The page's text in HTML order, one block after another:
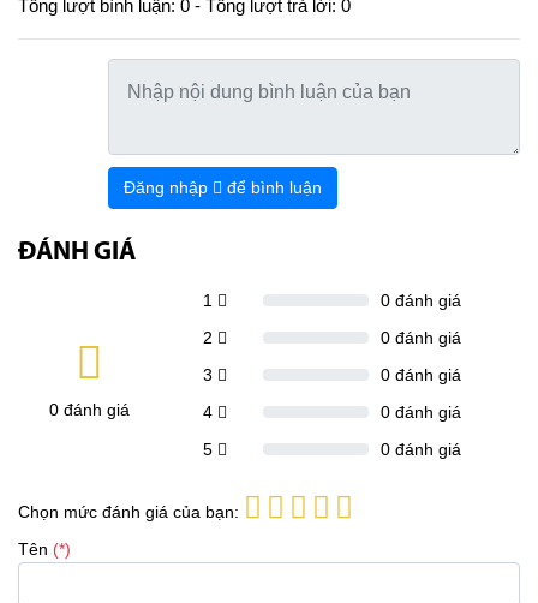
Tổng lượt bình luận: 0 - Tổng lượt trả lời: 0
Đăng nhập để bình luận
ĐÁNH GIÁ
0 đánh giá
1 0 đánh giá
2
0 đánh giá
3
0 đánh giá
4
0 đánh giá
5
0 đánh giá
Chọn mức đánh giá của bạn:
Tên (*)